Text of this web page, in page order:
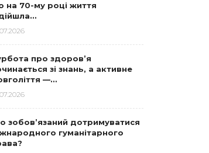
на 70-му році життя
про здоров’я
зі знань, а активне
—…
зобов’язаний дотримуватися
гуманітарного